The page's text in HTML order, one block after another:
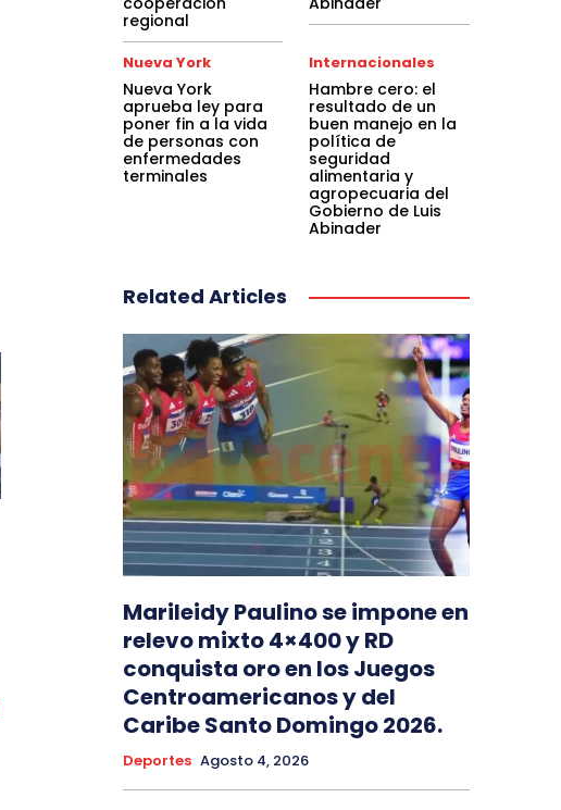
regional
Nueva York
Nueva York
aprueba ley para
poner fin a la vida
de personas con
enfermedades
terminales
Internacionales
Hambre cero: el
resultado de un
buen manejo en la
política de
seguridad
alimentaria y
agropecuaria del
Gobierno de Luis
Abinader
Related Articles
Marileidy Paulino se impone en
relevo mixto 4×400 y RD
conquista oro en los Juegos
Centroamericanos y del
Caribe Santo Domingo 2026.
Deportes Agosto 4, 2026